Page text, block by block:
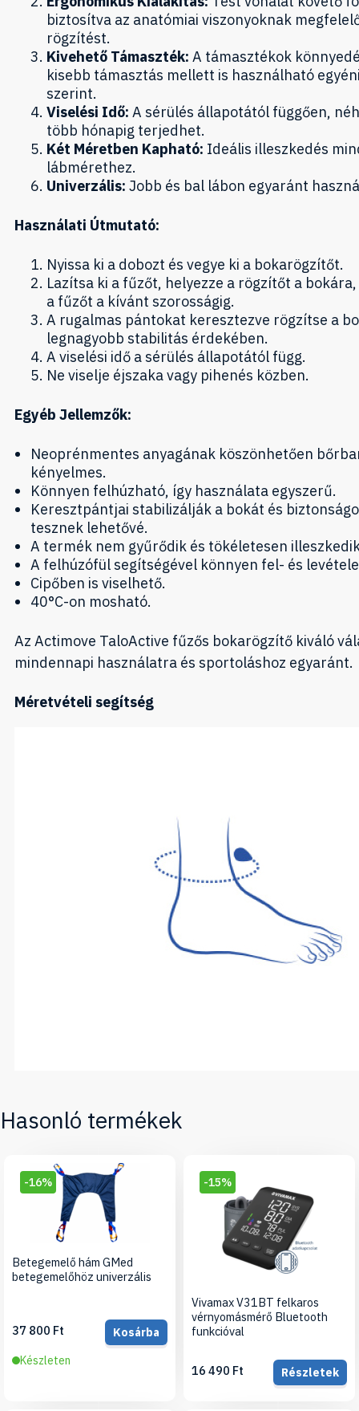
biztosítva az anatómiai viszonyoknak
rögzítést.
Kivehető Támaszték: A támasztékok
kisebb támasztás mellett is használható
szerint.
Viselési Idő: A sérülés állapotától függően,
több hónapig terjedhet.
Két Méretben Kapható: Ideális illeszkedés
lábmérethez.
Univerzális: Jobb és bal lábon egyaránt
Használati Útmutató:
Nyissa ki a dobozt és vegye ki a bokarögzítőt.
Lazítsa ki a fűzőt, helyezze a rögzítőt a
a fűzőt a kívánt szorosságig.
A rugalmas pántokat keresztezve rögzítse a
legnagyobb stabilitás érdekében.
A viselési idő a sérülés állapotától függ.
Ne viselje éjszaka vagy pihenés közben.
Egyéb Jellemzők:
Neoprénmentes anyagának köszönhetően
kényelmes.
Könnyen felhúzható, így használata egyszerű.
Keresztpántjai stabilizálják a bokát és
tesznek lehetővé.
A termék nem gyűrődik és tökéletesen
A felhúzófül segítségével könnyen fel- és
Cipőben is viselhető.
40°C-on mosható.
Az Actimove TaloActive fűzős bokarögzítő kiváló
mindennapi használatra és sportoláshoz egyaránt.
Méretvételi segítség
Hasonló termékek
-16%
Betegemelő hám GMed
betegemelőhöz univerzális
37 800 Ft
Kosárba
Készleten
-15%
Vivamax V31BT felkaros
vérnyomásmérő Bluetooth
funkcióval
16 490 Ft Részletek